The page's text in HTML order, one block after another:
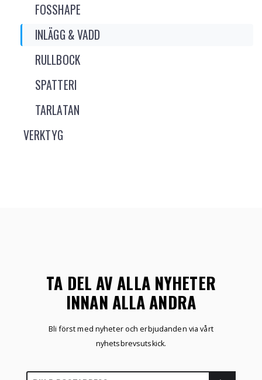
FOSSHAPE
INLÄGG & VADD
RULLBOCK
SPATTERI
TARLATAN
VERKTYG
TA DEL AV ALLA NYHETER
INNAN ALLA ANDRA
Bli först med nyheter och erbjudanden via vårt
nyhetsbrevsutskick.